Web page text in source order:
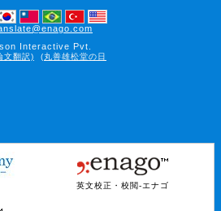
Interactive Pvt.
文翻訳)
(丸善雄松堂の日
英文校正・校閲-エナゴ